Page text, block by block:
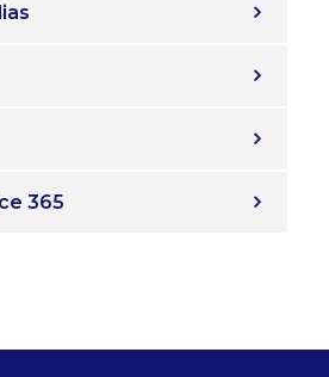
365